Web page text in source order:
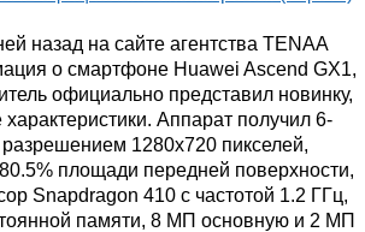
назад на сайте агентства TENAA
о смартфоне Huawei Ascend GX1,
официально представил новинку,
Аппарат получил 6-
1280х720 пикселей,
площади передней поверхности,
Snapdragon 410 с частотой 1.2 ГГц,
памяти, 8 МП основную и 2 МП